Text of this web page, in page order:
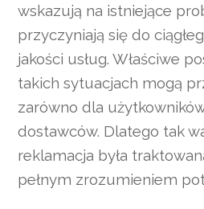
wskazują na istniejące
przyczyniają się do
jakości usług. Właściwe
takich sytuacjach mogą
zarówno dla
dostawców. Dlatego tak
reklamacja była
pełnym zrozumieniem